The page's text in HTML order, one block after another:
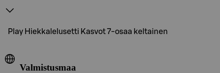
Play Hiekkalelusetti Kasvot 7-osaa keltainen
Valmistusmaa